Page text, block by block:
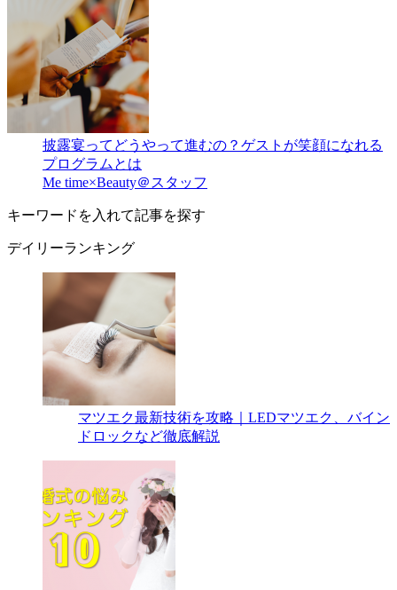
披露宴ってどうやって進むの？ゲストが笑顔になれる
プログラムとは
Me time×Beauty＠スタッフ
キーワードを入れて記事を探す
デイリーランキング
マツエク最新技術を攻略｜LEDマツエク、バイン
ドロックなど徹底解説